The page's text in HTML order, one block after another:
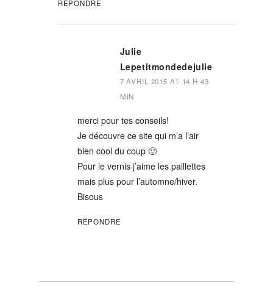
RÉPONDRE
Julie
Lepetitmondedejulie
7 AVRIL 2015 AT 14 H 43
MIN
merci pour tes conseils!
Je découvre ce site qui m’a l’air
bien cool du coup 🙂
Pour le vernis j’aime les paillettes
mais plus pour l’automne/hiver.
Bisous
RÉPONDRE